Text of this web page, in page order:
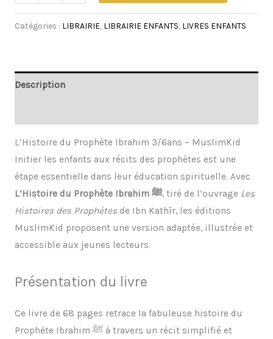
Catégories : LIBRAIRIE, LIBRAIRIE ENFANTS, LIVRES ENFANTS
Description
L’Histoire du Prophète Ibrahim 3/6ans – MuslimKid
Initier les enfants aux récits des prophètes est une
étape essentielle dans leur éducation spirituelle. Avec
L’Histoire du Prophète Ibrahim ﷺ, tiré de l’ouvrage Les
Histoires des Prophètesde Ibn Kathîr, les éditions
MuslimKid proposent une version adaptée, illustrée et
accessible aux jeunes lecteurs.
Présentation du livre
Ce livre de 68 pages retrace la fabuleuse histoire du
Prophète Ibrahim ﷺ à travers un récit simplifié et